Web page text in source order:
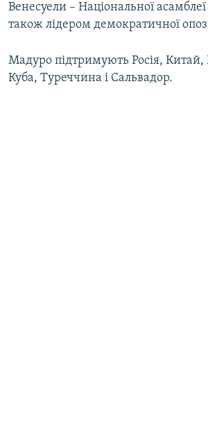
Венесуели – Національної
також лідером демократичної
Мадуро підтримують Росія,
Куба, Туреччина і Сальвадор.​